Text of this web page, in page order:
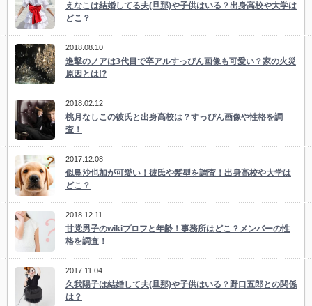
えなこは結婚してる夫(旦那)や子供はいる？出身高校や大学は
どこ？
2018.08.10
進撃のノアは3代目で卒アルすっぴん画像も可愛い？家の火災
原因とは!?
2018.02.12
桃月なしこの彼氏と出身高校は？すっぴん画像や性格を調
査！
2017.12.08
似鳥沙也加が可愛い！彼氏や髪型を調査！出身高校や大学は
どこ？
2018.12.11
甘党男子のwikiプロフと年齢！事務所はどこ？メンバーの性
格を調査！
2017.11.04
久我陽子は結婚して夫(旦那)や子供はいる？野口五郎との関係
は？